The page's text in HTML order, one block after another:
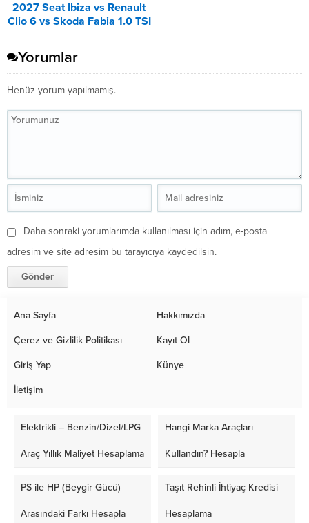
2027 Seat Ibiza vs Renault
Clio 6 vs Skoda Fabia 1.0 TSI
Yorumlar
Henüz yorum yapılmamış.
Daha sonraki yorumlarımda kullanılması için adım, e-posta
adresim ve site adresim bu tarayıcıya kaydedilsin.
Ana Sayfa Hakkımızda
Çerez ve Gizlilik Politikası Kayıt Ol
Giriş Yap Künye
İletişim
Elektrikli – Benzin/Dizel/LPG
Araç Yıllık Maliyet Hesaplama
Hangi Marka Araçları
Kullandın? Hesapla
PS ile HP (Beygir Gücü)
Arasındaki Farkı Hesapla
Taşıt Rehinli İhtiyaç Kredisi
Hesaplama